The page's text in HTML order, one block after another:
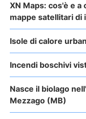
XN Maps: cos'è e
mappe satellitari di
Isole di calore
Incendi boschivi
Nasce il biolago
Mezzago (MB)